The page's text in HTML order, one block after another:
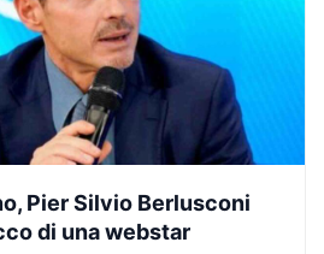
Pier Silvio Berlusconi
di una webstar